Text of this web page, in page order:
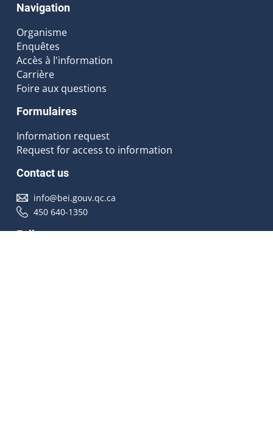
Navigation
Organisme
Enquêtes
Accès à l'information
Carrière
Foire aux questions
Formulaires
Information request
Request for access to information
Contact us
info@bei.gouv.qc.ca
450 640-1350
Follow us